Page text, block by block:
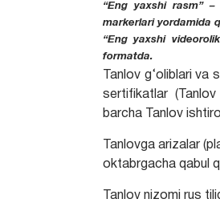
“Eng yaxshi rasm” –
markerlari yordamida
“Eng yaxshi
formatda.
Tanlov g‘oliblari
sertifikatlar
barcha Tanlov
Tanlovga arizalar
oktabrgacha qabul
Tanlov nizomi rus